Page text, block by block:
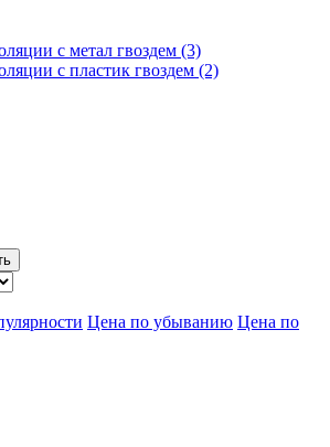
с метал гвоздем (3)
с пластик гвоздем (2)
Цена по убыванию Цена по